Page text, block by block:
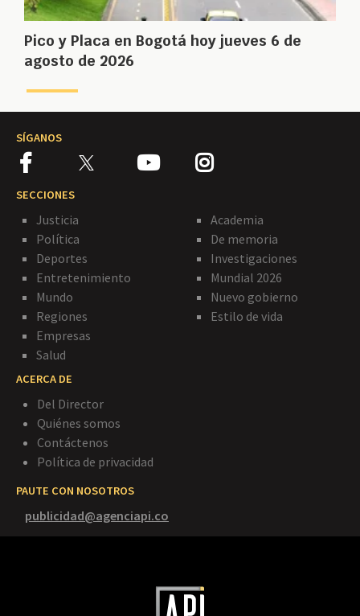
Pico y Placa en Bogotá hoy jueves 6 de
agosto de 2026
SÍGANOS
SECCIONES
Justicia
Política
Deportes
Entretenimiento
Mundo
Regiones
Empresas
Salud
Academia
De memoria
Investigaciones
Mundial 2026
Nuevo gobierno
Estilo de vida
ACERCA DE
Del Director
Quiénes somos
Contáctenos
Política de privacidad
PAUTE CON NOSOTROS
publicidad@agenciapi.co